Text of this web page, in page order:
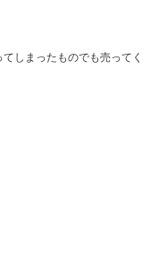
しまったものでも売ってく